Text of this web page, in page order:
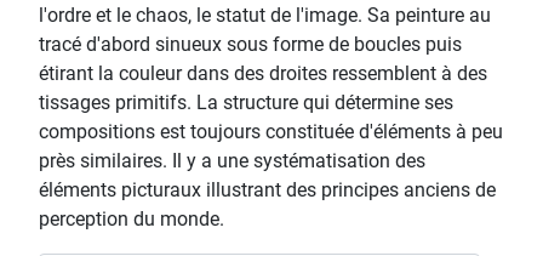
l'ordre et le chaos, le statut de l'image. Sa peinture au
tracé d'abord sinueux sous forme de boucles puis
étirant la couleur dans des droites ressemblent à des
tissages primitifs. La structure qui détermine ses
compositions est toujours constituée d'éléments à peu
près similaires. Il y a une systématisation des
éléments picturaux illustrant des principes anciens de
perception du monde.